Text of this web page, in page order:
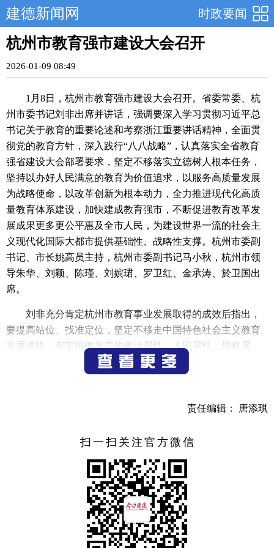
时政要闻
建德新闻网
杭州市教育强市建设大会召开
2026-01-09 08:49
1月8日，杭州市教育强市建设大会召开。省委常委、杭
州市委书记刘非出席并讲话，强调要深入学习贯彻习近平总
书记关于教育的重要论述和考察浙江重要讲话精神，全面贯
彻党的教育方针，深入践行“八八战略”，认真落实全省教育
强省建设大会部署要求，坚定不移落实立德树人根本任务，
坚持以办好人民满意的教育为价值追求，以服务高质量发展
为战略使命，以改革创新为根本动力，全力推进现代化高质
量教育体系建设，加快建成教育强市，不断促进教育改革发
展成果更多更公平惠及全市人民，为建设世界一流的社会主
义现代化国际大都市提供基础性、战略性支撑。杭州市委副
书记、市长姚高员主持，杭州市委副书记马小秋，杭州市领
导朱华、刘颖、陈瑾、刘嫔珺、罗卫红、金承涛、於卫国出
席。
刘非充分肯定杭州市教育事业发展取得的成效后指出，
要提高站位、找准定位，坚定不移走中国特色社会主义教育
发展道路，牢牢把握教育的政治属性、人民属性、战略属
性，进一步明确加快建设教育强市的总体要求和工作目标，
在教育强国、教育强省建设中勇担当、走前列。要突出重
绕立德树人根本任务，不断加强和改进新时代学校思想政治
要推进学前教育高起点优质普惠发展、义务教育全市域优质
均衡发展、高中教育多样化优质特色发展，全面提升基础教
育质量。着力提升职业院校能级，优化职业教育育人体系，
深化产教融合型城市建设，全面提升职业教育质量。保
持“引”的力度，加大“育”的强度，提高“用”的效率，积极招引
世界一流大学来杭办学，引导市属高校塑造优势、办出特
色，扎实推进教育科技人才实质性贯通，全面提升高等教育
责任编辑： 唐添琪
扫一扫关注官方微信